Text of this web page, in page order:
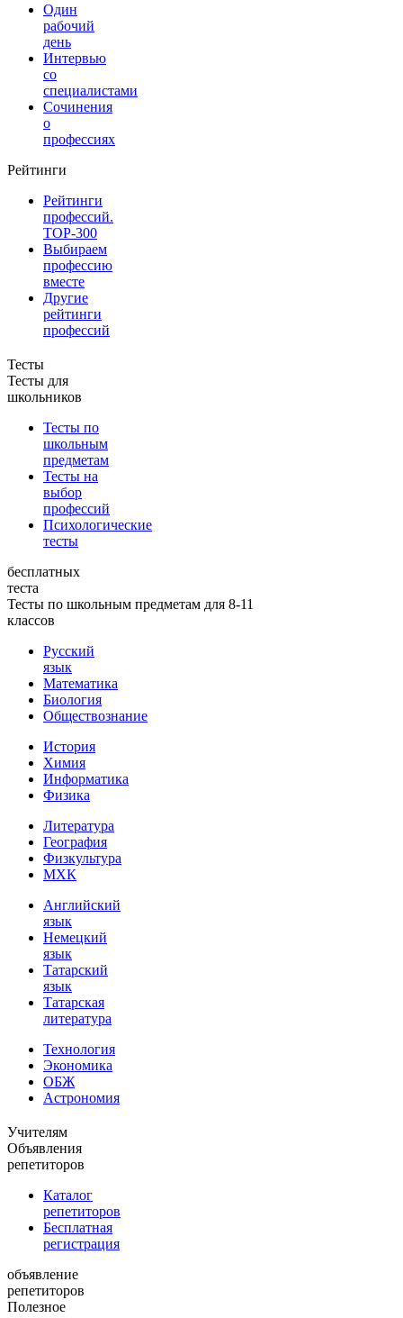
Один
рабочий
день
Интервью
со
специалистами
Сочинения
о
профессиях
Рейтинги
Рейтинги
профессий.
TOP-300
Выбираем
профессию
вместе
Другие
рейтинги
профессий
Тесты
Тесты для
школьников
Тесты по
школьным
предметам
Тесты на
выбор
профессий
Психологические
тесты
бесплатных
теста
Тесты по школьным предметам для 8-11
классов
Русский
язык
Математика
Биология
Обществознание
История
Химия
Информатика
Физика
Литература
География
Физкультура
МХК
Английский
язык
Немецкий
язык
Татарский
язык
Татарская
литература
Технология
Экономика
ОБЖ
Астрономия
Учителям
Объявления
репетиторов
Каталог
репетиторов
Бесплатная
регистрация
объявление
репетиторов
Полезное